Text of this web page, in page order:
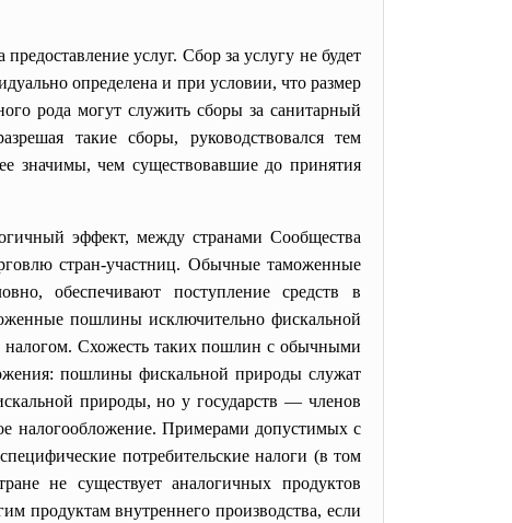
услуг. Сбор за услугу не будет
определена и при условии, что размер
рода могут служить сборы за санитарный
такие сборы, руководствовался тем
значимы, чем существовавшие до принятия
эффект, между странами Сообщества
стран-участниц. Обычные таможенные
обеспечивают поступление средств в
пошлины исключительно фискальной
Схожесть таких пошлин с обычными
пошлины фискальной природы служат
природы, но у государств — членов
налогообложение. Примерами допустимых с
потребительские налоги (в том
не существует аналогичных продуктов
продуктам внутреннего производства, если